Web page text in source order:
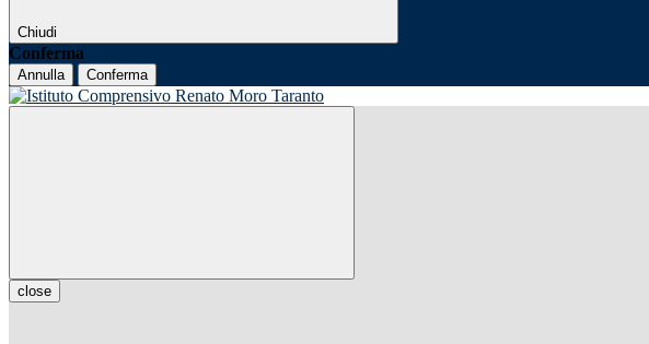
Chiudi
Conferma
Annulla Conferma
close